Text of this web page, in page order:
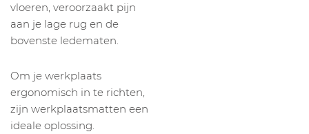
vloeren, veroorzaakt pijn
aan je lage rug en de
bovenste ledematen.
Om je werkplaats
ergonomisch in te richten,
zijn werkplaatsmatten een
ideale oplossing.